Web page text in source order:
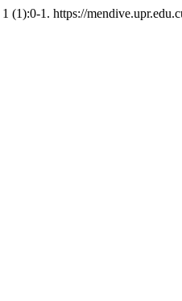
1 (1):0-1. https://